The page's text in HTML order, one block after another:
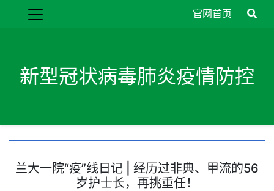
官网首页
新型冠状病毒肺炎疫情防控
兰大一院“疫”线日记 | 经历过非典、甲流的56
岁护士长，再挑重任！